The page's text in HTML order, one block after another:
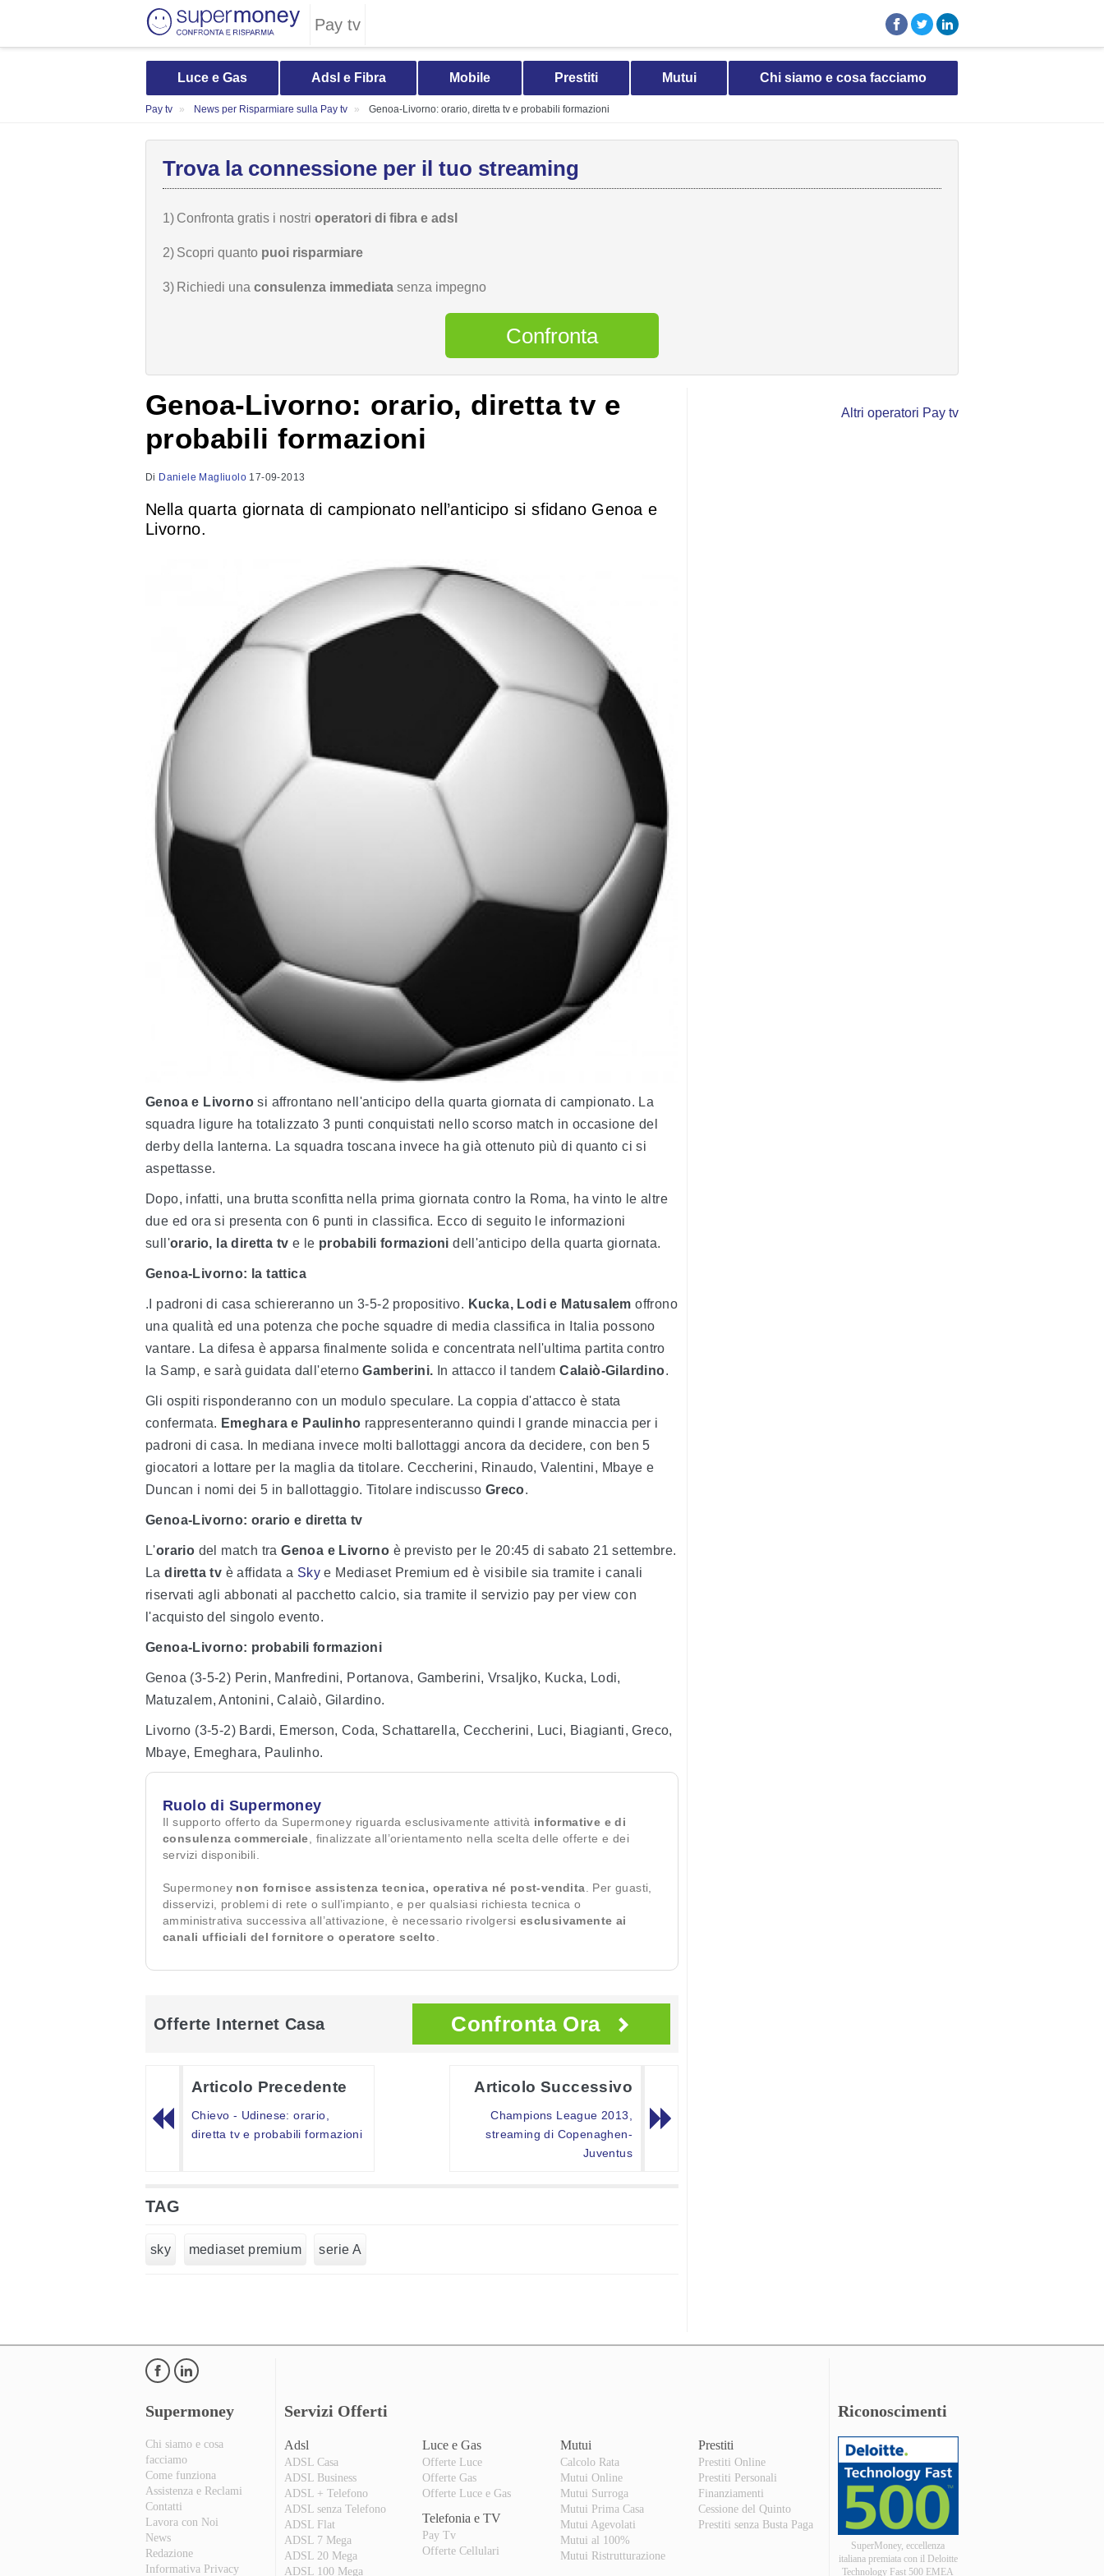
Pay tv
Luce e Gas Adsl e Fibra Mobile Prestiti Mutui Chi siamo e cosa facciamo
Pay tv News per Risparmiare sulla Pay tv Genoa-Livorno: orario, diretta tv e probabili formazioni
Trova la connessione per il tuo streaming
1) Confronta gratis i nostri operatori di fibra e adsl
2) Scopri quanto puoi risparmiare
3) Richiedi una consulenza immediata senza impegno
Confronta
Genoa-Livorno: orario, diretta tv e
probabili formazioni
Di Daniele Magliuolo 17-09-2013
Nella quarta giornata di campionato nell’anticipo si sfidano Genoa e
Livorno.
Genoa e Livorno si affrontano nell'anticipo della quarta giornata di campionato. La
squadra ligure ha totalizzato 3 punti conquistati nello scorso match in occasione del
derby della lanterna. La squadra toscana invece ha già ottenuto più di quanto ci si
aspettasse.
Dopo, infatti, una brutta sconfitta nella prima giornata contro la Roma, ha vinto le altre
due ed ora si presenta con 6 punti in classifica. Ecco di seguito le informazioni
sull'orario, la diretta tv e le probabili formazioni dell'anticipo della quarta giornata.
Genoa-Livorno: la tattica
.I padroni di casa schiereranno un 3-5-2 propositivo. Kucka, Lodi e Matusalem offrono
una qualità ed una potenza che poche squadre di media classifica in Italia possono
vantare. La difesa è apparsa finalmente solida e concentrata nell'ultima partita contro
la Samp, e sarà guidata dall'eternoGamberini. In attacco il tandemCalaiò-Gilardino.
Gli ospiti risponderanno con un modulo speculare. La coppia d'attacco è stata
confermata. Emeghara e Paulinho rappresenteranno quindi l grande minaccia per i
padroni di casa. In mediana invece molti ballottaggi ancora da decidere, con ben 5
giocatori a lottare per la maglia da titolare. Ceccherini, Rinaudo, Valentini, Mbaye e
Duncan i nomi dei 5 in ballottaggio. Titolare indiscusso Greco.
Genoa-Livorno: orario e diretta tv
L'orario del match traGenoa e Livorno è previsto per le 20:45 di sabato 21 settembre.
Ladiretta tv è affidata a Sky e Mediaset Premium ed è visibile sia tramite i canali
riservati agli abbonati al pacchetto calcio, sia tramite il servizio pay per view con
l'acquisto del singolo evento.
Genoa-Livorno: probabili formazioni
Genoa (3-5-2) Perin, Manfredini, Portanova, Gamberini, Vrsaljko, Kucka, Lodi,
Matuzalem, Antonini, Calaiò, Gilardino.
Livorno (3-5-2) Bardi, Emerson, Coda, Schattarella, Ceccherini, Luci, Biagianti, Greco,
Mbaye, Emeghara, Paulinho.
Ruolo di Supermoney
Il supporto offerto da Supermoney riguarda esclusivamente attività informative e di
consulenza commerciale , finalizzate all’orientamento nella scelta delle offerte e dei
servizi disponibili.
Supermoney non fornisce assistenza tecnica, operativa né post-vendita . Per guasti,
disservizi, problemi di rete o sull’impianto, e per qualsiasi richiesta tecnica o
amministrativa successiva all’attivazione, è necessario rivolgersi esclusivamente ai
canali ufficiali del fornitore o operatore scelto
Offerte Internet Casa Confronta Ora
Articolo Precedente
Chievo - Udinese: orario,
diretta tv e probabili formazioni
Articolo Successivo
Champions League 2013,
streaming di Copenaghen-
Juventus
TAG
sky mediaset premium serie A
Altri operatori Pay tv
Supermoney
Chi siamo e cosa
facciamo
Come funziona
Assistenza e Reclami
Contatti
Lavora con Noi
News
Redazione
Informativa Privacy
Servizi Offerti
Adsl
ADSL Casa
ADSL Business
ADSL + Telefono
ADSL senza Telefono
ADSL Flat
ADSL 7 Mega
ADSL 20 Mega
ADSL 100 Mega
Luce e Gas
Offerte Luce
Offerte Gas
Offerte Luce e Gas
Telefonia e TV
Pay Tv
Offerte Cellulari
Mutui
Calcolo Rata
Mutui Online
Mutui Surroga
Mutui Prima Casa
Mutui Agevolati
Mutui al 100%
Mutui Ristrutturazione
Prestiti
Prestiti Online
Prestiti Personali
Finanziamenti
Cessione del Quinto
Prestiti senza Busta Paga
Riconoscimenti
SuperMoney, eccellenza
italiana premiata con il Deloitte
Technology Fast 500 EMEA